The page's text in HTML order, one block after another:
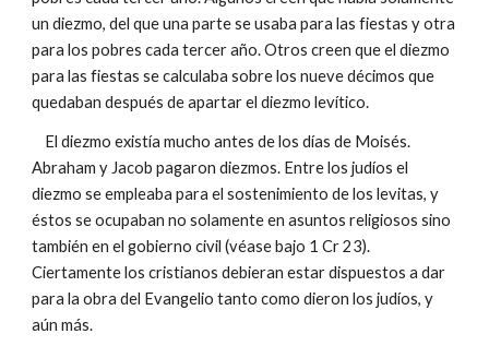
un diezmo, del que una parte se usaba para las fiestas y otra
para los pobres cada tercer año. Otros creen que el diezmo
para las fiestas se calculaba sobre los nueve décimos que
quedaban después de apartar el diezmo levítico.
El diezmo existía mucho antes de los días de Moisés.
Abraham y Jacob pagaron diezmos. Entre los judíos el
diezmo se empleaba para el sostenimiento de los levitas, y
éstos se ocupaban no solamente en asuntos religiosos sino
también en el gobierno civil (véase bajo 1 Cr 23).
Ciertamente los cristianos debieran estar dispuestos a dar
para la obra del Evangelio tanto como dieron los judíos, y
aún más.